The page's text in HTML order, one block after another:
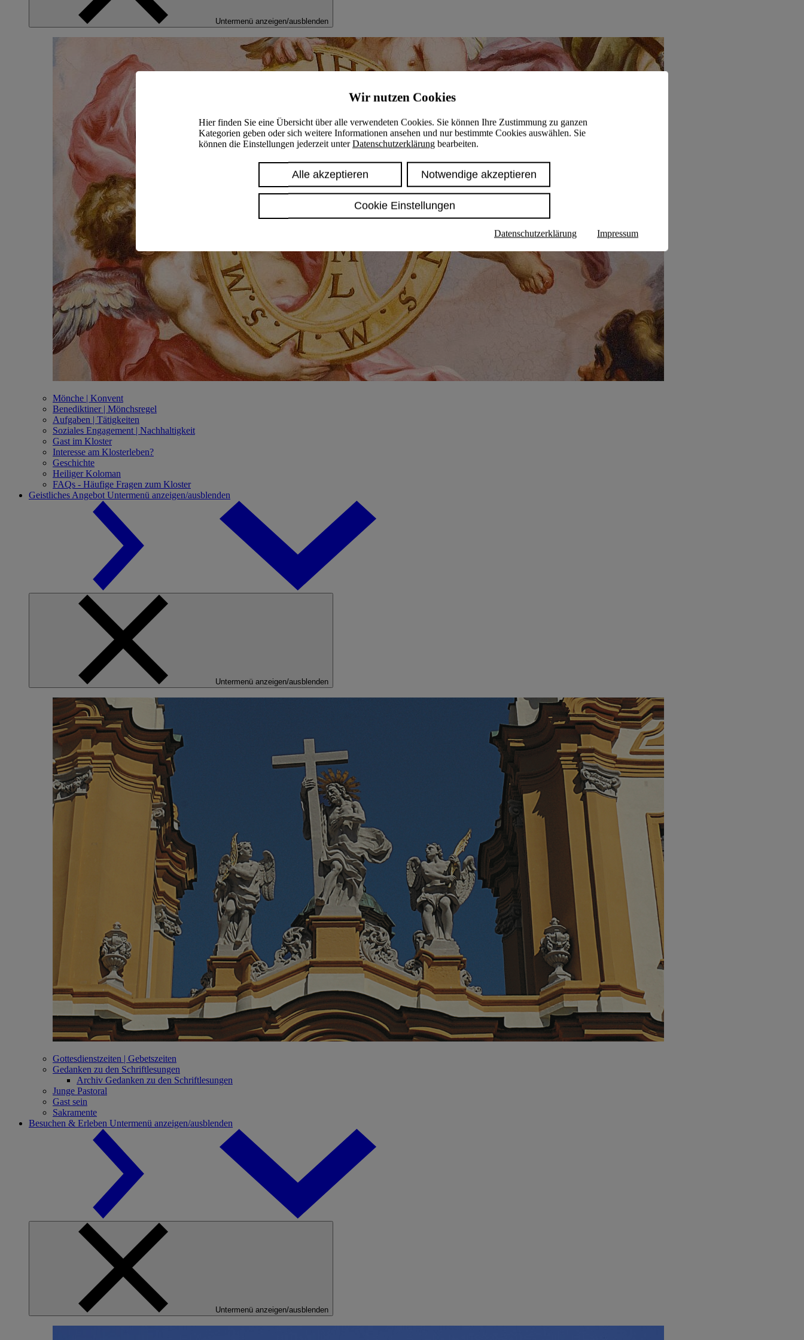
Wir nutzen Cookies
Hier finden Sie eine Übersicht über alle verwendeten Cookies. Sie können Ihre Zustimmung zu ganzen
Kategorien geben oder sich weitere Informationen ansehen und nur bestimmte Cookies auswählen. Sie
können die Einstellungen jederzeit unterDatenschutzerklärung bearbeiten.
Alle akzeptieren Notwendige akzeptieren
Cookie Einstellungen
Datenschutzerklärung Impressum
Untermenü anzeigen/ausblenden
Mönche | Konvent
Benediktiner | Mönchsregel
Aufgaben | Tätigkeiten
Soziales Engagement | Nachhaltigkeit
Gast im Kloster
Interesse am Klosterleben?
Geschichte
Heiliger Koloman
FAQs - Häufige Fragen zum Kloster
Geistliches Angebot Untermenü anzeigen/ausblenden
Untermenü anzeigen/ausblenden
Gottesdienstzeiten | Gebetszeiten
Gedanken zu den Schriftlesungen
Archiv Gedanken zu den Schriftlesungen
Junge Pastoral
Gast sein
Sakramente
Besuchen & Erleben Untermenü anzeigen/ausblenden
Untermenü anzeigen/ausblenden